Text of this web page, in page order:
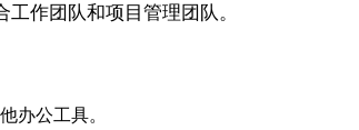
作团队和项目管理团队。
办公工具。